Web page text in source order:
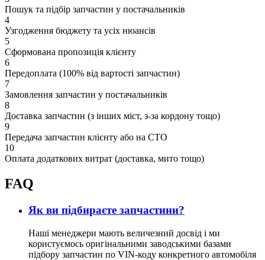
Пошук та підбір запчастин у постачальників
4
Узгодження бюджету та усіх нюансів
5
Сформована пропозиція клієнту
6
Передоплата (100% від вартості запчастин)
7
Замовлення запчастин у постачальників
8
Доставка запчастин (з інших міст, з-за кордону тощо)
9
Передача запчастин клієнту або на СТО
10
Оплата додаткових витрат (доставка, мито тощо)
FAQ
Як ви підбираєте запчастини?
Наші менеджери мають величезний досвід і ми
користуємось оригінальними заводськими базами
підбору запчастин по VIN-коду конкретного автомобіля